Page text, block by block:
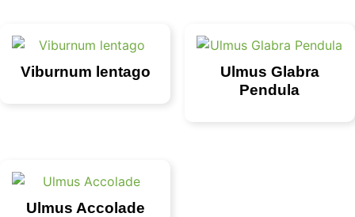
Viburnum lentago
Ulmus Glabra
Pendula
Ulmus Accolade